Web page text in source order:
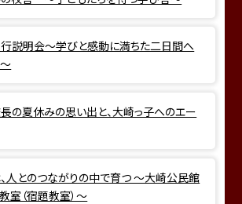
説明会～学びと感動に満ちた二日間へ
の夏休みの思い出と、大崎っ子へのエー
人とのつながりの中で育つ ～大崎公民館
室（宿題教室）～